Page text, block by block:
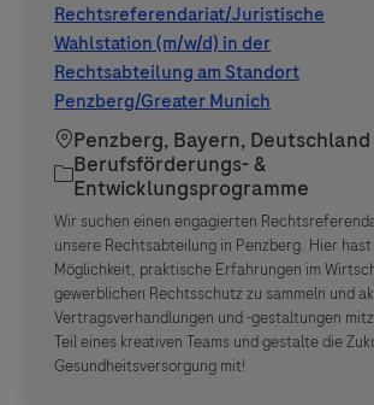
Rechtsreferendariat/Juristische
Wahlstation (m/w/d) in der
Rechtsabteilung am Standort
Penzberg/Greater Munich
Standort
Penzberg, Bayern, Deutschland
Kategorie
Berufsförderungs- &
Entwicklungsprogramme
Wir suchen einen engagierten
unsere Rechtsabteilung in Penzberg. Hier
Möglichkeit, praktische Erfahrungen im
gewerblichen Rechtsschutz zu sammeln und
Vertragsverhandlungen und -gestaltungen
Teil eines kreativen Teams und gestalte die
Gesundheitsversorgung mit!